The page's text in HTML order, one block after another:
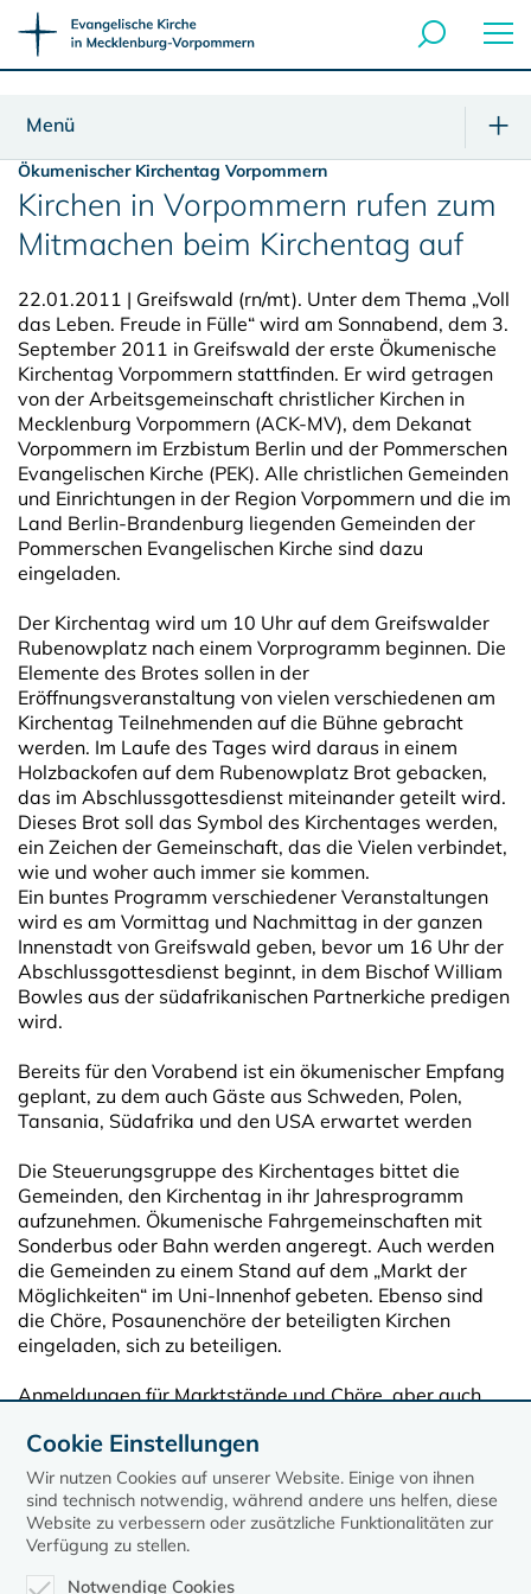
Menü
Ökumenischer Kirchentag Vorpommern
Kirchen in Vorpommern rufen zum
Mitmachen beim Kirchentag auf
22.01.2011 | Greifswald (rn/mt). Unter dem Thema „Voll
das Leben. Freude in Fülle“ wird am Sonnabend, dem 3.
September 2011 in Greifswald der erste Ökumenische
Kirchentag Vorpommern stattfinden. Er wird getragen
von der Arbeitsgemeinschaft christlicher Kirchen in
Mecklenburg Vorpommern (ACK-MV), dem Dekanat
Vorpommern im Erzbistum Berlin und der Pommerschen
Evangelischen Kirche (PEK). Alle christlichen Gemeinden
und Einrichtungen in der Region Vorpommern und die im
Land Berlin-Brandenburg liegenden Gemeinden der
Pommerschen Evangelischen Kirche sind dazu
eingeladen.
Der Kirchentag wird um 10 Uhr auf dem Greifswalder
Rubenowplatz nach einem Vorprogramm beginnen. Die
Elemente des Brotes sollen in der
Eröffnungsveranstaltung von vielen verschiedenen am
Kirchentag Teilnehmenden auf die Bühne gebracht
werden. Im Laufe des Tages wird daraus in einem
Holzbackofen auf dem Rubenowplatz Brot gebacken,
das im Abschlussgottesdienst miteinander geteilt wird.
Dieses Brot soll das Symbol des Kirchentages werden,
ein Zeichen der Gemeinschaft, das die Vielen verbindet,
wie und woher auch immer sie kommen.
Ein buntes Programm verschiedener Veranstaltungen
wird es am Vormittag und Nachmittag in der ganzen
Innenstadt von Greifswald geben, bevor um 16 Uhr der
Abschlussgottesdienst beginnt, in dem Bischof William
Bowles aus der südafrikanischen Partnerkiche predigen
wird.
Bereits für den Vorabend ist ein ökumenischer Empfang
geplant, zu dem auch Gäste aus Schweden, Polen,
Tansania, Südafrika und den USA erwartet werden
Die Steuerungsgruppe des Kirchentages bittet die
Gemeinden, den Kirchentag in ihr Jahresprogramm
aufzunehmen. Ökumenische Fahrgemeinschaften mit
Sonderbus oder Bahn werden angeregt. Auch werden
die Gemeinden zu einem Stand auf dem „Markt der
Möglichkeiten“ im Uni-Innenhof gebeten. Ebenso sind
die Chöre, Posaunenchöre der beteiligten Kirchen
eingeladen, sich zu beteiligen.
Anmeldungen für Marktstände und Chöre, aber auch
an das Landespfarramt für Ökumene und Weltmission.
Cookie Einstellungen
Wir nutzen Cookies auf unserer Website. Einige von ihnen
sind technisch notwendig, während andere uns helfen, diese
Website zu verbessern oder zusätzliche Funktionalitäten zur
Verfügung zu stellen.
Notwendige Cookies